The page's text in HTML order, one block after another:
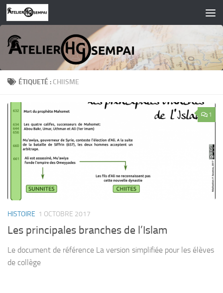
Skip to content
ÉTIQUETÉ : CHIISME
1
HISTOIRE 1 OCTOBRE 2017
Les principales branches de l’Islam
Le document de référence La version simplifiée pour les élèves
de collège